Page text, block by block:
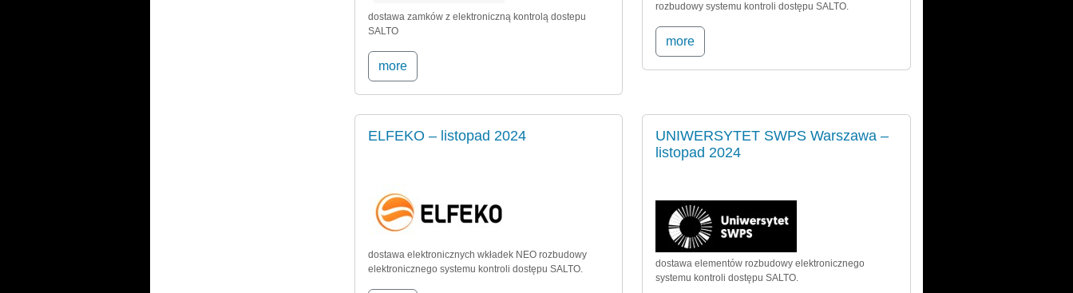
dostawa zamków z elektroniczną kontrolą dostepu
SALTO
more
rozbudowy systemu kontroli dostępu SALTO.
more
ELFEKO – listopad 2024
dostawa elektronicznych wkładek NEO rozbudowy
elektronicznego systemu kontroli dostępu SALTO.
UNIWERSYTET SWPS Warszawa –
listopad 2024
dostawa elementów rozbudowy elektronicznego
systemu kontroli dostępu SALTO.